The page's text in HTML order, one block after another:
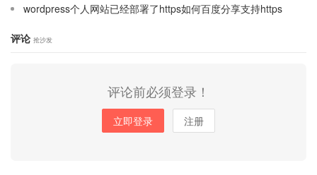
wordpress个人网站已经部署了https如何百度分享支持https
评论 抢沙发
评论前必须登录！
立即登录 注册